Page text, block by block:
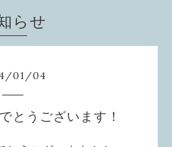
らせ
/01/04
とうございます！